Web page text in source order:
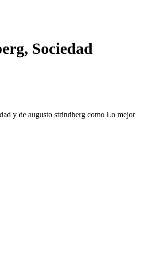
Sociedad
y de augusto strindberg como Lo mejor